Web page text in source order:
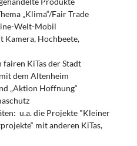
„Klima“/Fair Trade
Welt-Mobil
Kamera, Hochbeete,
KiTas der Stadt
dem Altenheim
„Aktion Hoffnung“
u.a. die Projekte "Kleiner
mit anderen KiTas,